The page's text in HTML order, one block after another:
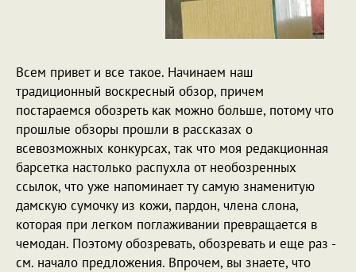
Всем привет и все такое. Начинаем наш
традиционный воскресный обзор, причем
постараемся обозреть как можно больше, потому что
прошлые обзоры прошли в рассказах о
всевозможных конкурсах, так что моя редакционная
барсетка настолько распухла от необозренных
ссылок, что уже напоминает ту самую знаменитую
дамскую сумочку из кожи, пардон, члена слона,
которая при легком поглаживании превращается в
чемодан. Поэтому обозревать, обозревать и еще раз -
см. начало предложения. Впрочем, вы знаете, что